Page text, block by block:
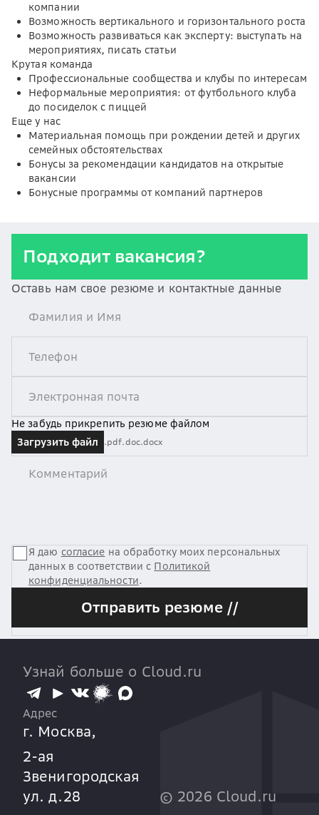
компании
Возможность вертикального и горизонтального роста
Возможность развиваться как эксперту: выступать на
мероприятиях, писать статьи
Крутая команда
Профессиональные сообщества и клубы по интересам
Неформальные мероприятия: от футбольного клуба
до посиделок с пиццей
Еще у нас
Материальная помощь при рождении детей и других
семейных обстоятельствах
Бонусы за рекомендации кандидатов на открытые
вакансии
Бонусные программы от компаний партнеров
Подходит вакансия?
Оставь нам свое резюме и контактные данные
Не забудь прикрепить резюме файлом
Загрузить файл
.pdf.doc.docx
Я даю согласие на обработку моих персональных
данных в соответствии с Политикой
конфиденциальности.
Отправить резюме //
Узнай больше о Cloud.ru
© 2026 Cloud.ru
Адрес
г. Москва,
2-ая
Звенигородская
ул. д.28